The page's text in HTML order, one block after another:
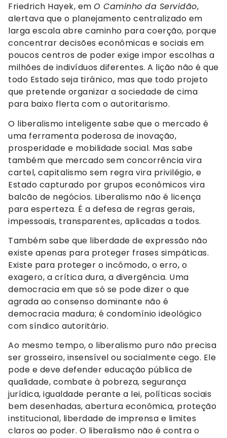
Friedrich Hayek, em O Caminho da Servidão,
alertava que o planejamento centralizado em
larga escala abre caminho para coerção, porque
concentrar decisões econômicas e sociais em
poucos centros de poder exige impor escolhas a
milhões de indivíduos diferentes. A lição não é que
todo Estado seja tirânico, mas que todo projeto
que pretende organizar a sociedade de cima
para baixo flerta com o autoritarismo.
O liberalismo inteligente sabe que o mercado é
uma ferramenta poderosa de inovação,
prosperidade e mobilidade social. Mas sabe
também que mercado sem concorrência vira
cartel, capitalismo sem regra vira privilégio, e
Estado capturado por grupos econômicos vira
balcão de negócios. Liberalismo não é licença
para esperteza. É a defesa de regras gerais,
impessoais, transparentes, aplicadas a todos.
Também sabe que liberdade de expressão não
existe apenas para proteger frases simpáticas.
Existe para proteger o incômodo, o erro, o
exagero, a crítica dura, a divergência. Uma
democracia em que só se pode dizer o que
agrada ao consenso dominante não é
democracia madura; é condomínio ideológico
com síndico autoritário.
Ao mesmo tempo, o liberalismo puro não precisa
ser grosseiro, insensível ou socialmente cego. Ele
pode e deve defender educação pública de
qualidade, combate à pobreza, segurança
jurídica, igualdade perante a lei, políticas sociais
bem desenhadas, abertura econômica, proteção
institucional, liberdade de imprensa e limites
claros ao poder. O liberalismo não é contra o